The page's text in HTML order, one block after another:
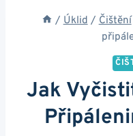
/ Úklid / Čištění
Jak